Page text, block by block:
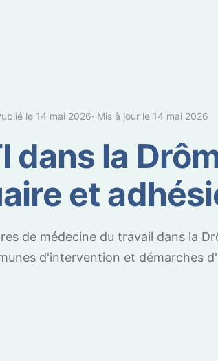
le 14 mai 2026· Mis à jour le 14 mai 2026
dans la
et
de médecine du travail dans la
d'intervention et démarches